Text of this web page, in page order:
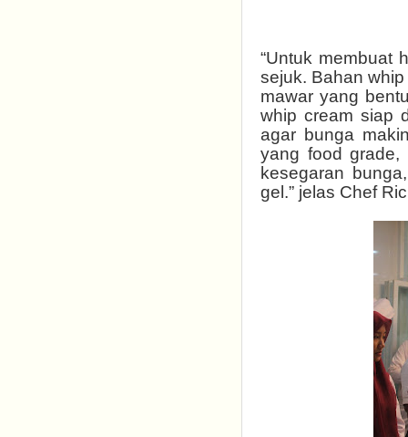
“Untuk membuat
sejuk. Bahan
mawar yang
whip cream siap
agar bunga
yang food grade,
kesegaran
gel.” jelas Chef